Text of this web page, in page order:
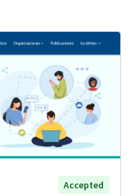
Accepted